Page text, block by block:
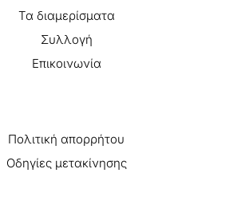
Τα διαμερίσματα
Συλλογή
Επικοινωνία
Πολιτική απορρήτου
Οδηγίες μετακίνησης